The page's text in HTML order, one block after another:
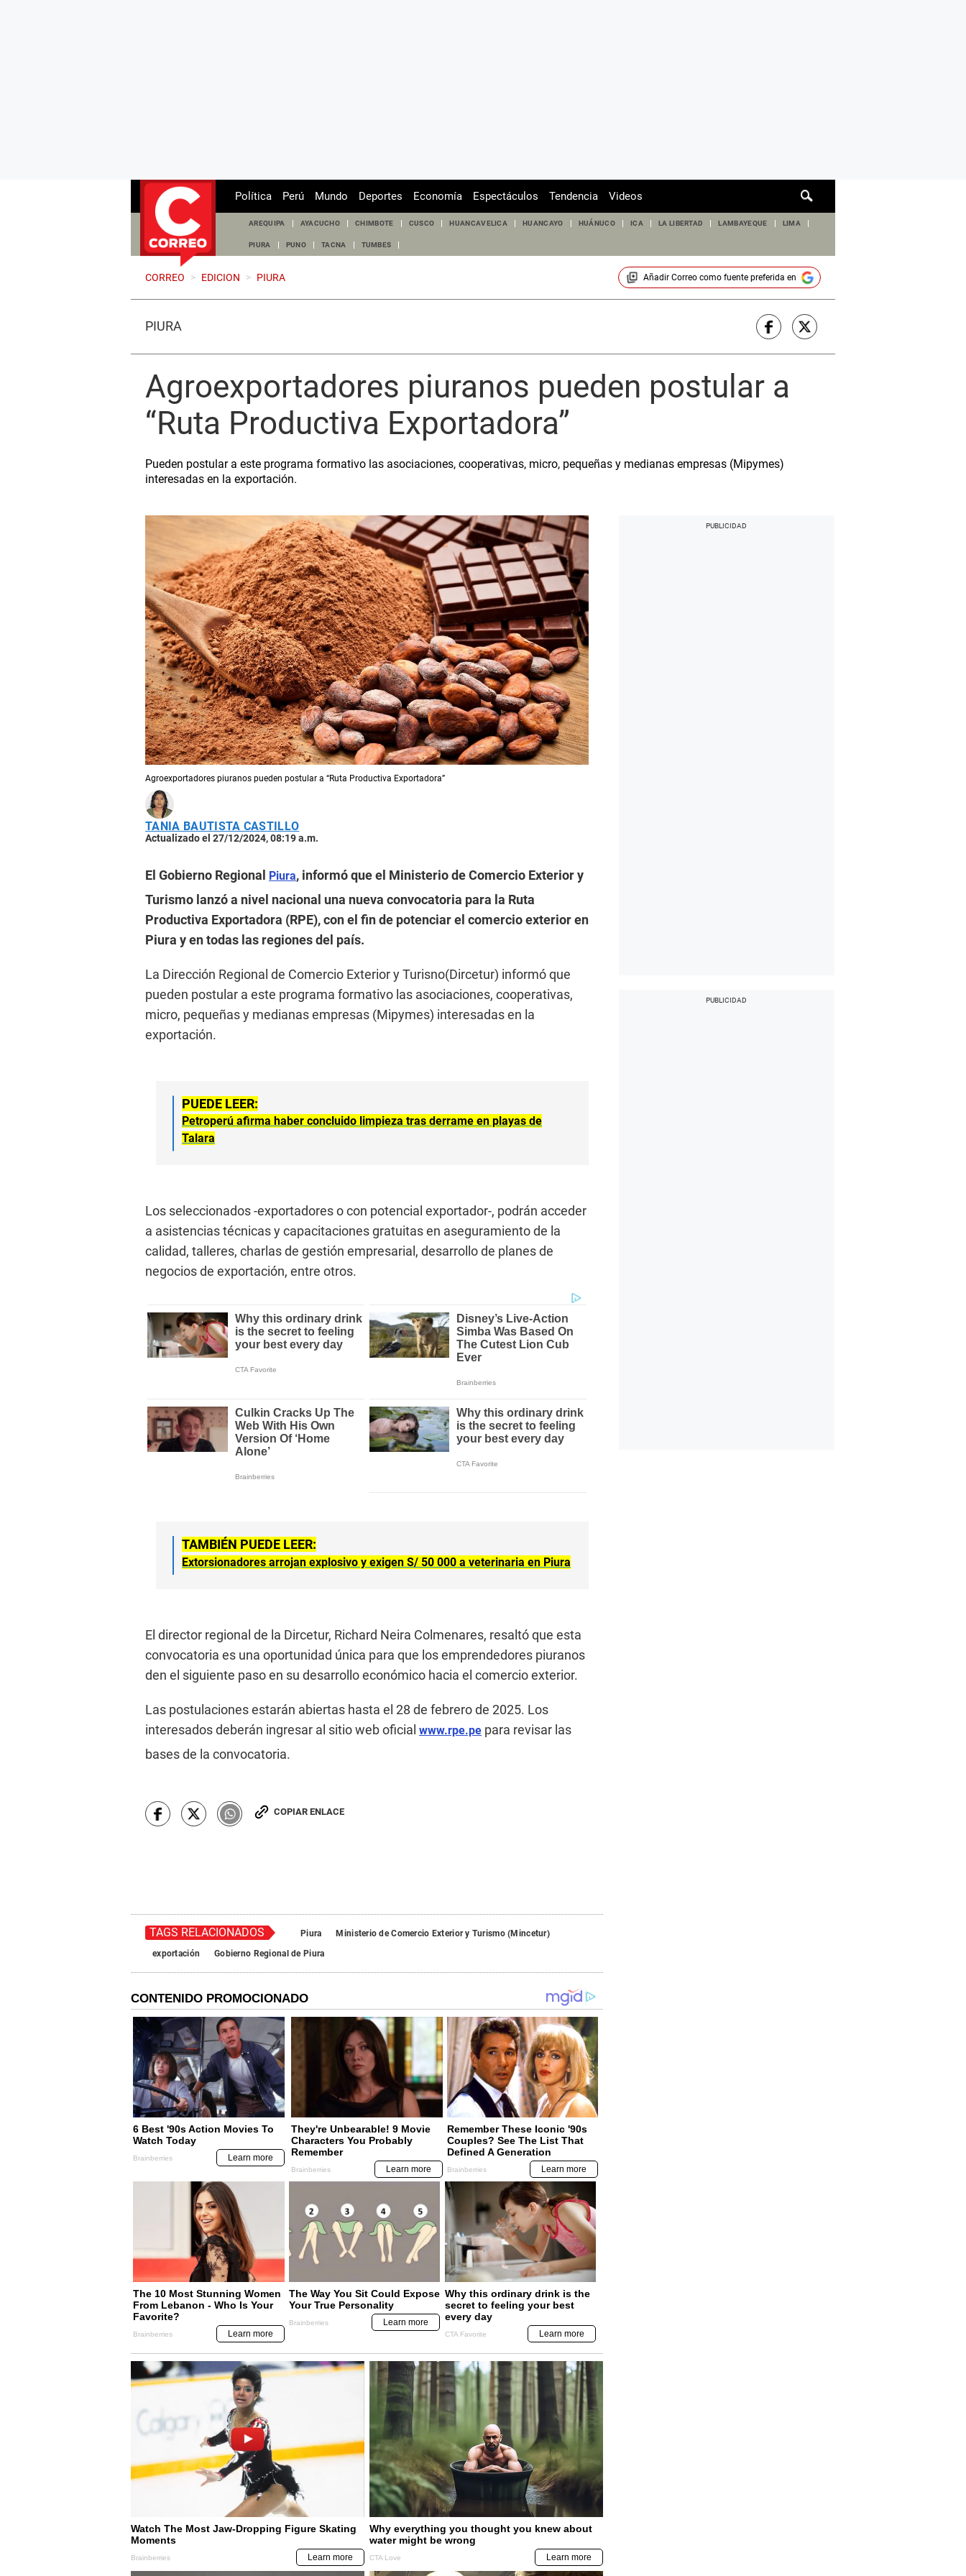
de
Política Perú Mundo Deportes Economía Espectáculos Tendencia Videos
AREQUIPA AYACUCHO CHIMBOTE CUSCO HUANCAVELICA HUANCAYO HUÁNUCO ICA LA LIBERTAD LAMBAYEQUE LIMA
PIURA PUNO TACNA TUMBES
CORREO > EDICION > PIURA Añadir Correocomo fuente preferida en
PIURA
Agroexportadores piuranos pueden postular a
“Ruta Productiva Exportadora”
Pueden postular a este programa formativo las asociaciones, cooperativas, micro, pequeñas y medianas empresas (Mipymes)
interesadas en la exportación.
Agroexportadores piuranos pueden postular a “Ruta Productiva Exportadora”
TANIA BAUTISTA CASTILLO
Actualizado el 27/12/2024, 08:19 a.m.
El Gobierno Regional Piura, informó que el Ministerio de Comercio Exterior y
Turismo lanzó a nivel nacional una nueva convocatoria para la Ruta
Productiva Exportadora (RPE), con el fin de potenciar el comercio exterior en
Piura y en todas las regiones del país.
La Dirección Regional de Comercio Exterior y Turisno(Dircetur) informó que
pueden postular a este programa formativo las asociaciones, cooperativas,
micro, pequeñas y medianas empresas (Mipymes) interesadas en la
exportación.
PUEDE LEER:
Petroperú afirma haber concluido limpieza tras derrame en playas de
Talara
Los seleccionados -exportadores o con potencial exportador-, podrán acceder
a asistencias técnicas y capacitaciones gratuitas en aseguramiento de la
calidad, talleres, charlas de gestión empresarial, desarrollo de planes de
negocios de exportación, entre otros.
TAMBIÉN PUEDE LEER:
Extorsionadores arrojan explosivo y exigen S/ 50 000 a veterinaria en Piura
El director regional de la Dircetur, Richard Neira Colmenares, resaltó que esta
convocatoria es una oportunidad única para que los emprendedores piuranos
den el siguiente paso en su desarrollo económico hacia el comercio exterior.
Las postulaciones estarán abiertas hasta el 28 de febrero de 2025. Los
interesados deberán ingresar al sitio web oficial www.rpe.pe para revisar las
bases de la convocatoria.
COPIAR ENLACE
TAGS RELACIONADOS Piura
Ministerio de Comercio Exterior y Turismo (Mincetur)
exportación
Gobierno Regional de Piura